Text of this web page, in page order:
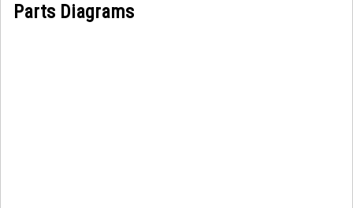
Parts Diagrams